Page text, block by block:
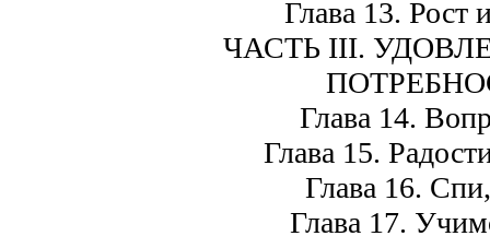
Глава 13. Рост
ЧАСТЬ III.
Глава 14.
Глава 15.
Глава 16.
Глава 17.